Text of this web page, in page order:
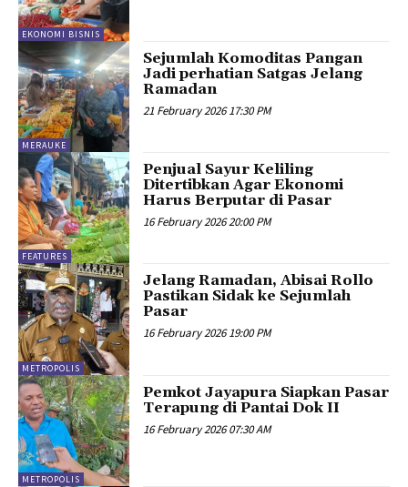
EKONOMI BISNIS
MERAUKE
Sejumlah Komoditas Pangan
Jadi perhatian Satgas Jelang
Ramadan
21 February 2026 17:30 PM
FEATURES
Penjual Sayur Keliling
Ditertibkan Agar Ekonomi
Harus Berputar di Pasar
16 February 2026 20:00 PM
METROPOLIS
Jelang Ramadan, Abisai Rollo
Pastikan Sidak ke Sejumlah
Pasar
16 February 2026 19:00 PM
METROPOLIS
Pemkot Jayapura Siapkan Pasar
Terapung di Pantai Dok II
16 February 2026 07:30 AM